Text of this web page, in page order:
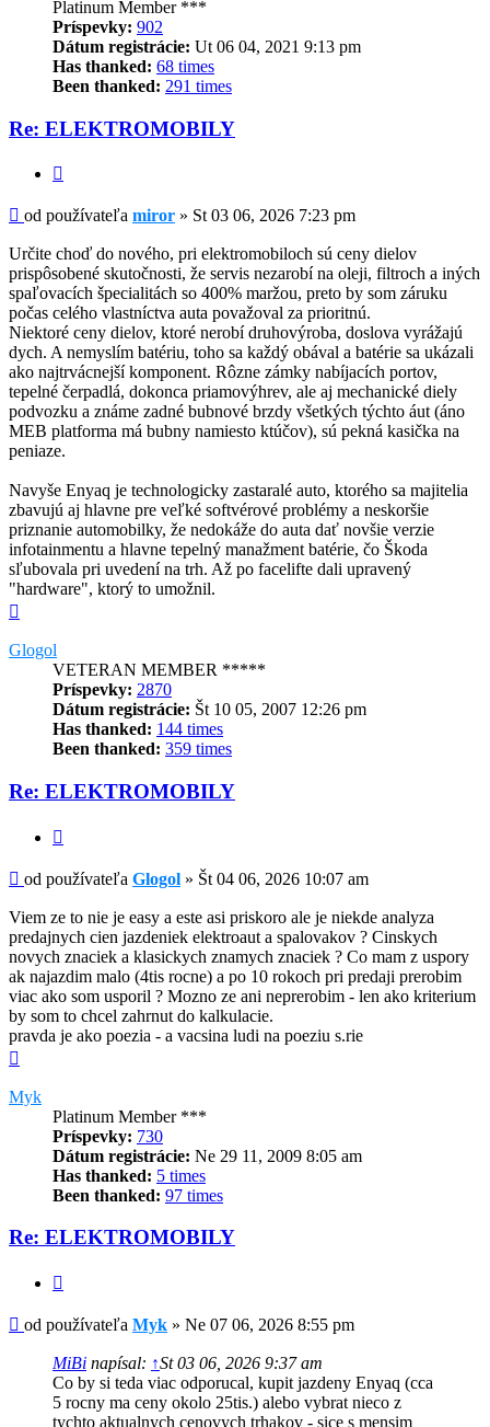
Platinum Member ***
Príspevky: 902
Dátum registrácie: Ut 06 04, 2021 9:13 pm
Has thanked: 68 times
Been thanked: 291 times
Re: ELEKTROMOBILY
Príspevok
od používateľa miror » St 03 06, 2026 7:23 pm
Určite choď do nového, pri elektromobiloch sú ceny dielov
prispôsobené skutočnosti, že servis nezarobí na oleji, filtroch a iných
spaľovacích špecialitách so 400% maržou, preto by som záruku
počas celého vlastníctva auta považoval za prioritnú.
Niektoré ceny dielov, ktoré nerobí druhovýroba, doslova vyrážajú
dych. A nemyslím batériu, toho sa každý obával a batérie sa ukázali
ako najtrvácnejší komponent. Rôzne zámky nabíjacích portov,
tepelné čerpadlá, dokonca priamovýhrev, ale aj mechanické diely
podvozku a známe zadné bubnové brzdy všetkých týchto áut (áno
MEB platforma má bubny namiesto ktúčov), sú pekná kasička na
peniaze.
Navyše Enyaq je technologicky zastaralé auto, ktorého sa majitelia
zbavujú aj hlavne pre veľké softvérové problémy a neskoršie
priznanie automobilky, že nedokáže do auta dať novšie verzie
infotainmentu a hlavne tepelný manažment batérie, čo Škoda
sľubovala pri uvedení na trh. Až po facelifte dali upravený
"hardware", ktorý to umožnil.
Glogol
VETERAN MEMBER *****
Príspevky: 2870
Dátum registrácie: Št 10 05, 2007 12:26 pm
Has thanked: 144 times
Been thanked: 359 times
Re: ELEKTROMOBILY
Príspevok
od používateľa Glogol » Št 04 06, 2026 10:07 am
Viem ze to nie je easy a este asi priskoro ale je niekde analyza
predajnych cien jazdeniek elektroaut a spalovakov ? Cinskych
novych znaciek a klasickych znamych znaciek ? Co mam z uspory
ak najazdim malo (4tis rocne) a po 10 rokoch pri predaji prerobim
viac ako som usporil ? Mozno ze ani neprerobim - len ako kriterium
by som to chcel zahrnut do kalkulacie.
pravda je ako poezia - a vacsina ludi na poeziu s.rie
Myk
Platinum Member ***
Príspevky: 730
Dátum registrácie: Ne 29 11, 2009 8:05 am
Has thanked: 5 times
Been thanked: 97 times
Re: ELEKTROMOBILY
Príspevok
od používateľa Myk » Ne 07 06, 2026 8:55 pm
MiBi napísal: ↑St 03 06, 2026 9:37 am
Co by si teda viac odporucal, kupit jazdeny Enyaq (cca
5 rocny ma ceny okolo 25tis.) alebo vybrat nieco z
tychto aktualnych cenovych trhakov - sice s mensim